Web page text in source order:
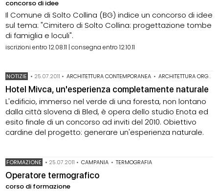
concorso di idee
Il Comune di Solto Collina (BG) indice un concorso di idee
sul tema: "Cimitero di Solto Collina: progettazione tombe
di famiglia e loculi".
iscrizioni entro 12.08.11 | consegna entro 12.10.11
NOTIZIE • 25.07.2011 • ARCHITETTURA CONTEMPORANEA • ARCHITETTURA ORGANICA
Hotel Mivca, un'esperienza completamente naturale
L'edificio, immerso nel verde di una foresta, non lontano
dalla città slovena di Bled, è opera dello studio Enota ed
esito finale di un concorso ad inviti del 2010. Obiettivo
cardine del progetto: generare un'esperienza naturale.
FORMAZIONE • 25.07.2011 • CAMPANIA • TERMOGRAFIA
Operatore termografico
corso di formazione